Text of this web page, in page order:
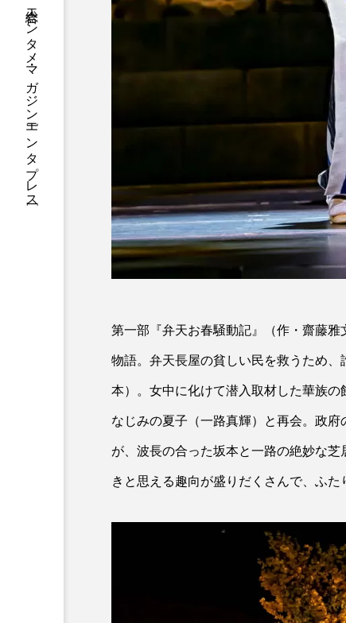
総合エンタメ・マガジン［エンタプレス］
第一部『弁天お春騒動記』（作・齋藤
物語。弁天長屋の貧しい民を救うため
本）。女中に化けて潜入取材した華族
なじみの夏子（一路真輝）と再会。政
が、波長の合った坂本と一路の絶妙な
きと思える趣向が盛りだくさんで、ふた